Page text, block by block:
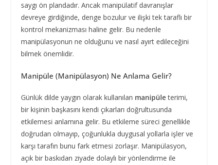
saygı ön plandadır. Ancak manipülatif davranışlar
devreye girdiğinde, denge bozulur ve ilişki tek taraflı bir
kontrol mekanizması haline gelir. Bu nedenle
manipülasyonun ne olduğunu ve nasıl ayırt edileceğini
bilmek önemlidir.
Manipüle (Manipülasyon) Ne Anlama Gelir?
Günlük dilde yaygın olarak kullanılan manipületerimi,
bir kişinin başkasını kendi çıkarları doğrultusunda
etkilemesi anlamına gelir. Bu etkileme süreci genellikle
doğrudan olmayıp, çoğunlukla duygusal yollarla işler ve
karşı tarafın bunu fark etmesi zorlaşır. Manipülasyon,
açık bir baskıdan ziyade dolaylı bir yönlendirme ile